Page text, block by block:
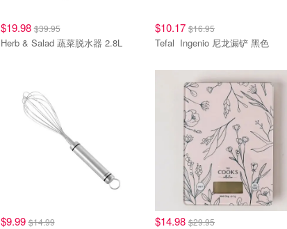
$19.98$39.95
Herb & Salad 蔬菜脱水器 2.8L
$10.17 $16.95
Tefal Ingenio 尼龙漏铲 黑色
$9.99$14.99 $14.98 $29.95